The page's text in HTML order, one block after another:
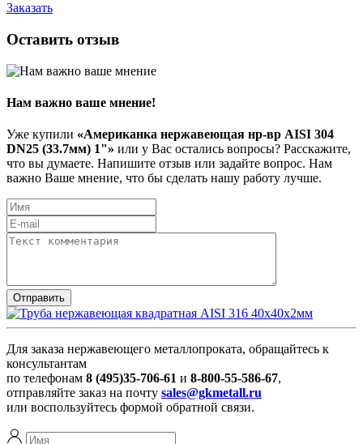
Заказать
Оставить отзыв
Нам важно ваше мнение!
Уже купили «Американка нержавеющая нр-вр AISI 304
DN25 (33.7мм) 1"» или у Вас остались вопросы? Расскажите,
что вы думаете. Напишите отзыв или задайте вопрос. Нам
важно Ваше мнение, что бы сделать нашу работу лучше.
Для заказа нержавеющего металлопроката, обращайтесь к
консультантам
по телефонам 8 (495)35-706-61 и 8-800-55-586-67,
отправляйте заказ на почту sales@gkmetall.ru
или воспользуйтесь формой обратной связи.